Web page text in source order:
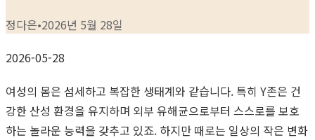
정다은•2026년 5월 28일
2026-05-28
여성의 몸은 섬세하고 복잡한 생태계와 같습니다. 특히 Y존은 건
강한 산성 환경을 유지하며 외부 유해균으로부터 스스로를 보호
하는 놀라운 능력을 갖추고 있죠. 하지만 때로는 일상의 작은 변화